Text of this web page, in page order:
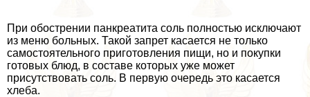
При обострении панкреатита соль полностью исключают
из меню больных. Такой запрет касается не только
самостоятельного приготовления пищи, но и покупки
готовых блюд, в составе которых уже может
присутствовать соль. В первую очередь это касается
хлеба.